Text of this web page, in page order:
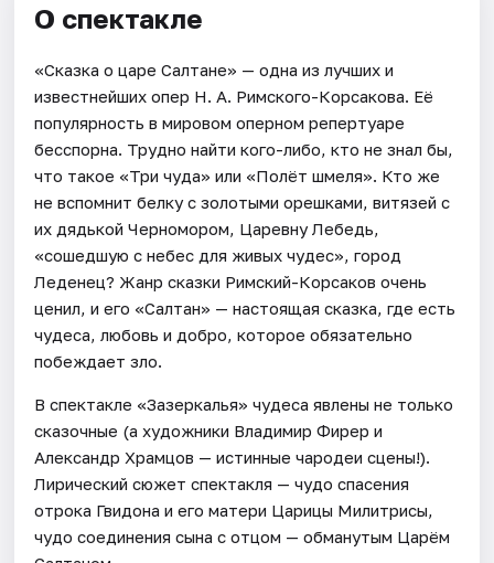
О спектакле
«Сказка о царе Салтане» — одна из лучших и
известнейших опер Н. А. Римского-Корсакова. Её
популярность в мировом оперном репертуаре
бесспорна. Трудно найти кого-либо, кто не знал бы,
что такое «Три чуда» или «Полёт шмеля». Кто же
не вспомнит белку с золотыми орешками, витязей с
их дядькой Черномором, Царевну Лебедь,
«сошедшую с небес для живых чудес», город
Леденец? Жанр сказки Римский-Корсаков очень
ценил, и его «Салтан» — настоящая сказка, где есть
чудеса, любовь и добро, которое обязательно
побеждает зло.
В спектакле «Зазеркалья» чудеса явлены не только
сказочные (а художники Владимир Фирер и
Александр Храмцов — истинные чародеи сцены!).
Лирический сюжет спектакля — чудо спасения
отрока Гвидона и его матери Царицы Милитрисы,
чудо соединения сына с отцом — обманутым Царём